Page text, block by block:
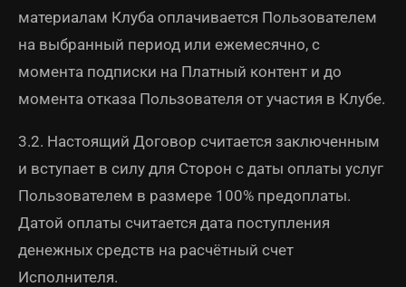
материалам Клуба оплачивается Пользователем
на выбранный период или ежемесячно, с
момента подписки на Платный контент и до
момента отказа Пользователя от участия в Клубе.
3.2. Настоящий Договор считается заключенным
и вступает в силу для Сторон с даты оплаты услуг
Пользователем в размере 100% предоплаты.
Датой оплаты считается дата поступления
денежных средств на расчётный счет
Исполнителя.